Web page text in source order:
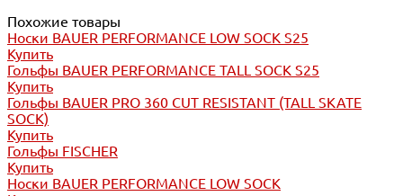
Похожие товары
Носки BAUER PERFORMANCE LOW SOCK S25
Купить
Гольфы BAUER PERFORMANCE TALL SOCK S25
Купить
Гольфы BAUER PRO 360 CUT RESISTANT (TALL SKATE
SOCK)
Купить
Гольфы FISCHER
Купить
Носки BAUER PERFORMANCE LOW SOCK